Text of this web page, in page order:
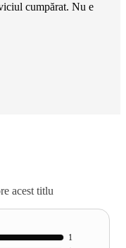
cumpărat. Nu e
acest titlu
1